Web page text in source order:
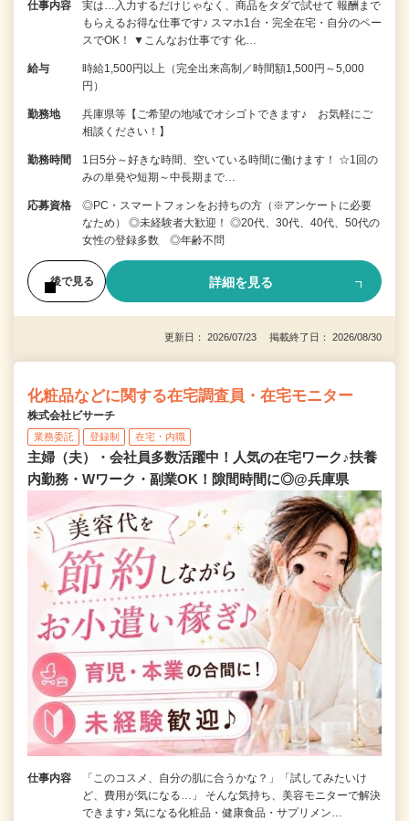
仕事内容
実は…入力するだけじゃなく、商品をタダで試せて 報酬まで
もらえるお得な仕事です♪ スマホ1台・完全在宅・自分のペー
スでOK！ ▼こんなお仕事です 化…
給与
時給1,500円以上（完全出来高制／時間額1,500円～5,000
円）
勤務地
兵庫県等【ご希望の地域でオシゴトできます♪ お気軽にご
相談ください！】
勤務時間
1日5分～好きな時間、空いている時間に働けます！ ☆1回の
みの単発や短期～中長期まで…
応募資格
◎PC・スマートフォンをお持ちの方（※アンケートに必要
なため） ◎未経験者大歓迎！ ◎20代、30代、40代、50代の
女性の登録多数 ◎年齢不問
後で見る 詳細を見る
更新日： 2026/07/23 掲載終了日： 2026/08/30
化粧品などに関する在宅調査員・在宅モニター
株式会社ビサーチ
業務委託 登録制 在宅・内職
主婦（夫）・会社員多数活躍中！人気の在宅ワーク♪扶養
内勤務・Wワーク・副業OK！隙間時間に◎@兵庫県
仕事内容
「このコスメ、自分の肌に合うかな？」「試してみたいけ
ど、費用が気になる…」 そんな気持ち、美容モニターで解決
できます♪ 気になる化粧品・健康食品・サプリメン…